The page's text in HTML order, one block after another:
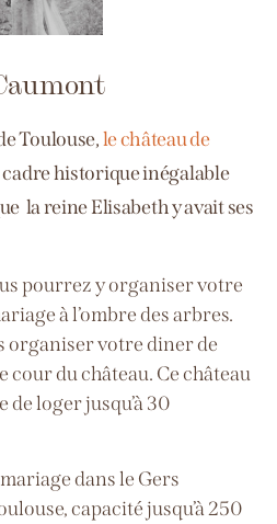
Toulouse,le château de
historique inégalable
la reine Elisabeth y avait ses
pourrez y organiser votre
à l’ombre des arbres.
organiser votre diner de
cour du château. Ce château
de loger jusqu’à 30
dans le Gers
capacité jusqu’à 250